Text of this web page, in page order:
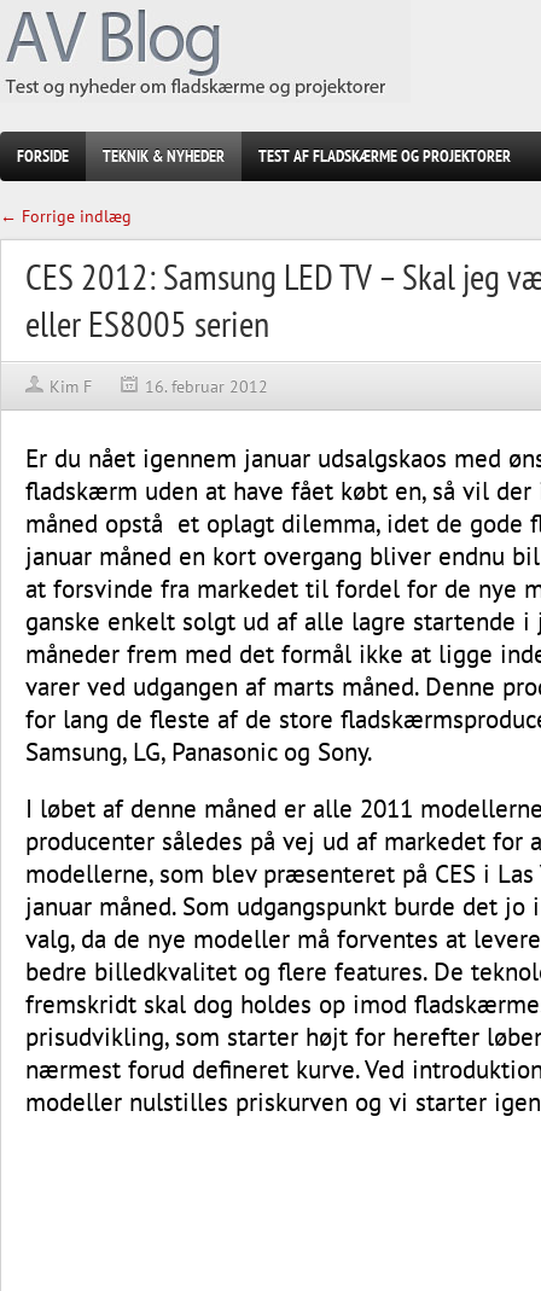
FORSIDE TEKNIK & NYHEDER TEST AF FLADSKÆRME OG PROJEKTORER
← Forrige indlæg
CES 2012: Samsung LED TV – Skal jeg
eller ES8005 serien
Kim F 16. februar 2012
Er du nået igennem januar udsalgskaos med
fladskærm uden at have fået købt en, så vil
måned opstå et oplagt dilemma, idet de gode
januar måned en kort overgang bliver endnu
at forsvinde fra markedet til fordel for de nye
ganske enkelt solgt ud af alle lagre startende i
måneder frem med det formål ikke at ligge
varer ved udgangen af marts måned. Denne
for lang de fleste af de store
Samsung, LG, Panasonic og Sony.
I løbet af denne måned er alle 2011
producenter således på vej ud af markedet for
modellerne, som blev præsenteret på CES i
januar måned. Som udgangspunkt burde det
valg, da de nye modeller må forventes at
bedre billedkvalitet og flere features. De
fremskridt skal dog holdes op imod
prisudvikling, som starter højt for herefter
nærmest forud defineret kurve. Ved
modeller nulstilles priskurven og vi starter